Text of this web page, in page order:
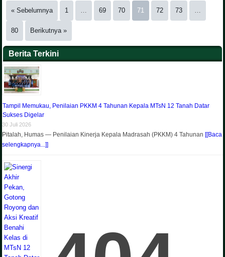
« Sebelumnya 1 … 69 70 71 72 73 …
80 Berikutnya »
Berita Terkini
Tampil Memukau, Penilaian PKKM 4 Tahunan Kepala MTsN 12 Tanah Datar
Sukses Digelar
30 Juli 2026
Pitalah, Humas — Penilaian Kinerja Kepala Madrasah (PKKM) 4 Tahunan[[Baca
selengkapnya...]]